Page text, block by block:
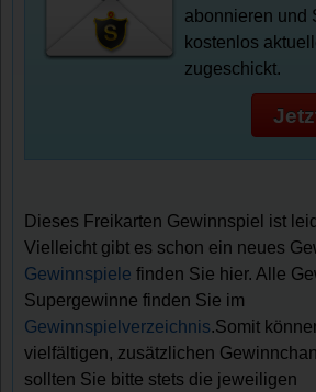
abonnieren und
kostenlos
zugeschickt.
Dieses Freikarten Gewinnspiel ist
Vielleicht gibt es schon ein neues
Gewinnspiele finden Sie hier. Alle
Supergewinne finden Sie im
Gewinnspielverzeichnis.Somit
vielfältigen, zusätzlichen
sollten Sie bitte stets die jeweiligen